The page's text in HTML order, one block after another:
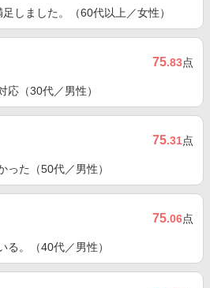
しました。（60代以上／女性）
75.83点
応（30代／男性）
75.31点
った（50代／男性）
75.06点
る。（40代／男性）